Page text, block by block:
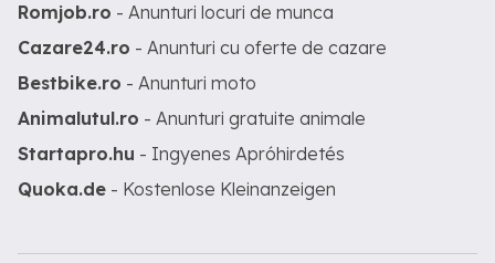
Romjob.ro - Anunturi locuri de munca
Cazare24.ro - Anunturi cu oferte de cazare
Bestbike.ro - Anunturi moto
Animalutul.ro - Anunturi gratuite animale
Startapro.hu - Ingyenes Apróhirdetés
Quoka.de - Kostenlose Kleinanzeigen